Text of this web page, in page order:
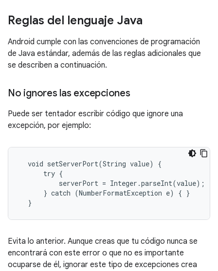
Reglas del lenguaje Java
Android cumple con las convenciones de programación
de Java estándar, además de las reglas adicionales que
se describen a continuación.
No ignores las excepciones
Puede ser tentador escribir código que ignore una
excepción, por ejemplo:
  void setServerPort(String value) {
      try {
          serverPort = Integer.parseInt(value);
      } catch (NumberFormatException e) { }
  }
Evita lo anterior. Aunque creas que tu código nunca se
encontrará con este error o que no es importante
ocuparse de él, ignorar este tipo de excepciones crea